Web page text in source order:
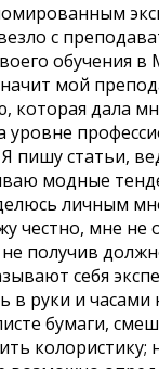
с
обучения в
мой
которая дала
уровне
пишу статьи,
модные
личным
честно, мне не
получив
себя
в руки и часами
бумаги,
колористику;